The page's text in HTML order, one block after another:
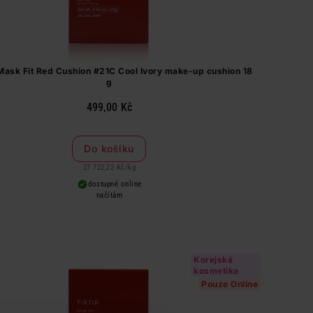
Fit Red Cushion #21C Cool Ivory make-up cushion 18
g
499,00 Kč
Do košíku
27 722,22 Kč / kg
dostupné online
načítám
Korejská
kosmetika
Pouze Online